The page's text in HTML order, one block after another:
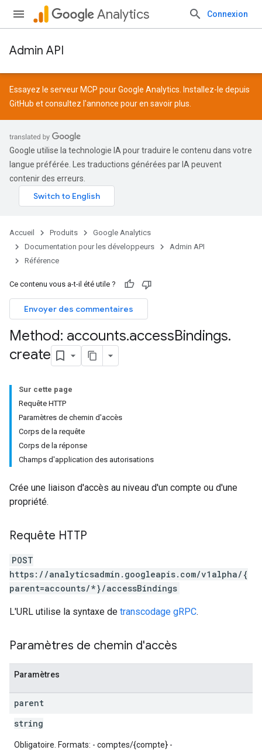
Analytics Connexion
Admin API
Essayez le serveur MCP pour Google Analytics. Installez-le depuis
GitHub et consultez l'annonce pour en savoir plus.
Google utilise la technologie IA pour traduire le contenu dans votre
langue préférée. Les traductions générées par IA peuvent
contenir des erreurs.
Accueil Produits
Google Analytics
Documentation pour les développeurs
Admin API
Référence
Ce contenu vous a-t-il été utile ?
Envoyer des commentaires
Method: accounts.accessBindings.
create
Sur cette page
Requête HTTP
Paramètres de chemin d'accès
Corps de la requête
Corps de la réponse
Champs d'application des autorisations
Crée une liaison d'accès au niveau d'un compte ou d'une
propriété.
Requête HTTP
POST
https://analyticsadmin.googleapis.com/v1alpha/{
parent=accounts/*}/accessBindings
L'URL utilise la syntaxe de transcodage gRPC.
Paramètres de chemin d'accès
Paramètres
parent
string
Obligatoire. Formats: - comptes/{compte} -